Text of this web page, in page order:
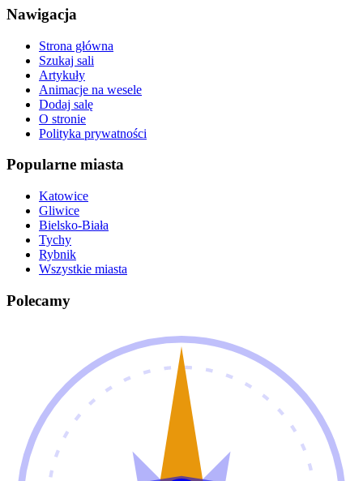
Nawigacja
Strona główna
Szukaj sali
Artykuły
Animacje na wesele
Dodaj salę
O stronie
Polityka prywatności
Popularne miasta
Katowice
Gliwice
Bielsko-Biała
Tychy
Rybnik
Wszystkie miasta
Polecamy